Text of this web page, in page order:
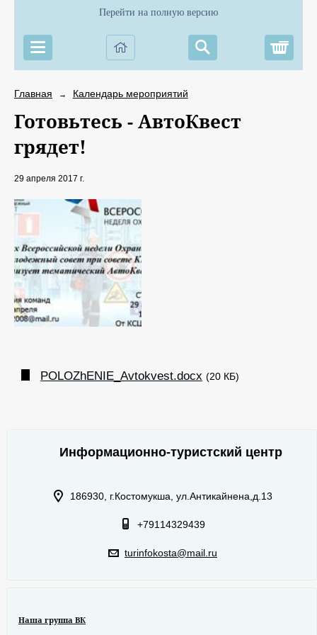
Перейти на полную версию
Главная → Календарь мероприятий
Готовьтесь - АвтоКвест
грядет!
29 апреля 2017 г.
POLOZhENIE_Avtokvest.docx (20 КБ)
Информационно-туристский центр
186930, г.Костомукша, ул.Антикайнена,д.13
+79114329439
turinfokosta@mail.ru
Наша группа ВК